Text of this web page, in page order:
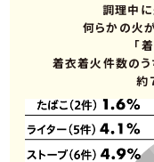
調理中に
何らかの火
「
着衣着火件数のう
約